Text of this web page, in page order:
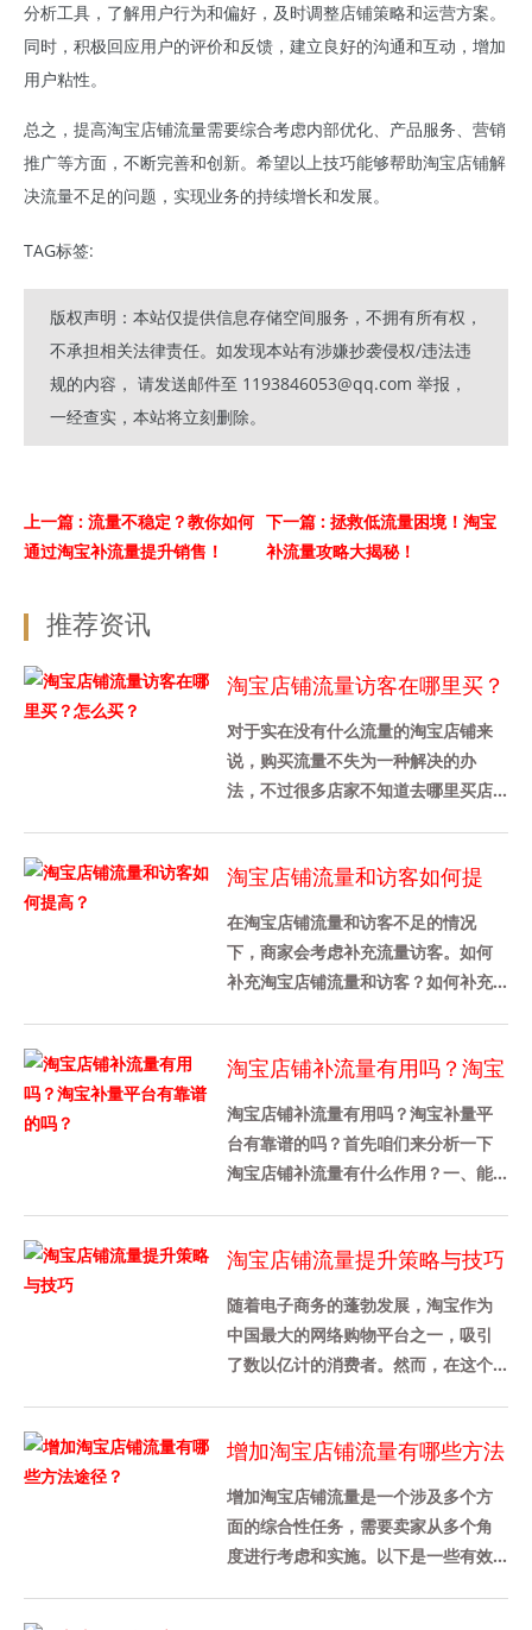
分析工具，了解用户行为和偏好，及时调整店铺策略和运营方案。
同时，积极回应用户的评价和反馈，建立良好的沟通和互动，增加
用户粘性。
总之，提高淘宝店铺流量需要综合考虑内部优化、产品服务、营销
推广等方面，不断完善和创新。希望以上技巧能够帮助淘宝店铺解
决流量不足的问题，实现业务的持续增长和发展。
TAG标签:
版权声明：本站仅提供信息存储空间服务，不拥有所有权，
不承担相关法律责任。如发现本站有涉嫌抄袭侵权/违法违
规的内容， 请发送邮件至 1193846053@qq.com 举报，
一经查实，本站将立刻删除。
上一篇 : 流量不稳定？教你如何
通过淘宝补流量提升销售！
下一篇 : 拯救低流量困境！淘宝
补流量攻略大揭秘！
推荐资讯
淘宝店铺流量访客在哪里买？
怎么买？
对于实在没有什么流量的淘宝店铺来
说，购买流量不失为一种解决的办
法，不过很多店家不知道去哪里买店
下，......
淘宝店铺流量和访客如何提
高？
在淘宝店铺流量和访客不足的情况
下，商家会考虑补充流量访客。如何
补充淘宝店铺流量和访客？如何补充
卖......
淘宝店铺补流量有用吗？淘宝
补量平台有靠谱的吗？
淘宝店铺补流量有用吗？淘宝补量平
台有靠谱的吗？首先咱们来分析一下
淘宝店铺补流量有什么作用？一、能
淘宝店铺流量提升策略与技巧
随着电子商务的蓬勃发展，淘宝作为
中国最大的网络购物平台之一，吸引
了数以亿计的消费者。然而，在这个
心......
增加淘宝店铺流量有哪些方法
途径？
增加淘宝店铺流量是一个涉及多个方
面的综合性任务，需要卖家从多个角
度进行考虑和实施。以下是一些有效